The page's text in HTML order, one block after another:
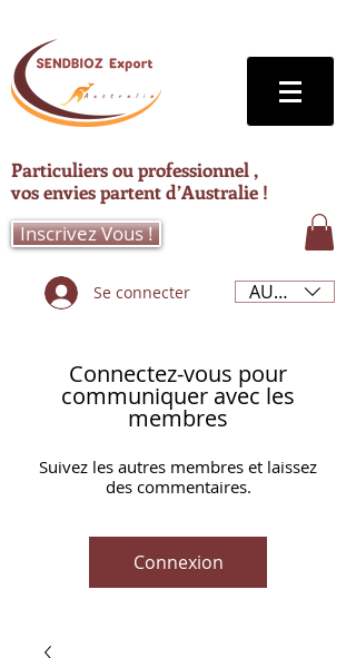
Particuliers ou professionnel ,
vos envies partent d’Australie !
Inscrivez Vous !
Se connecter AUD (AU$)
Connectez-vous pour
communiquer avec les
membres
Suivez les autres membres et laissez
des commentaires.
Connexion